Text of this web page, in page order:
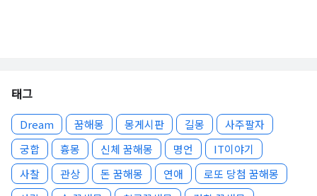
태그
Dream 꿈해몽 몽게시판 길몽
사주팔자
궁합
흉몽 신체 꿈해몽 명언
IT이야기
사찰
관상 돈 꿈해몽 연애
로또 당첨 꿈해몽